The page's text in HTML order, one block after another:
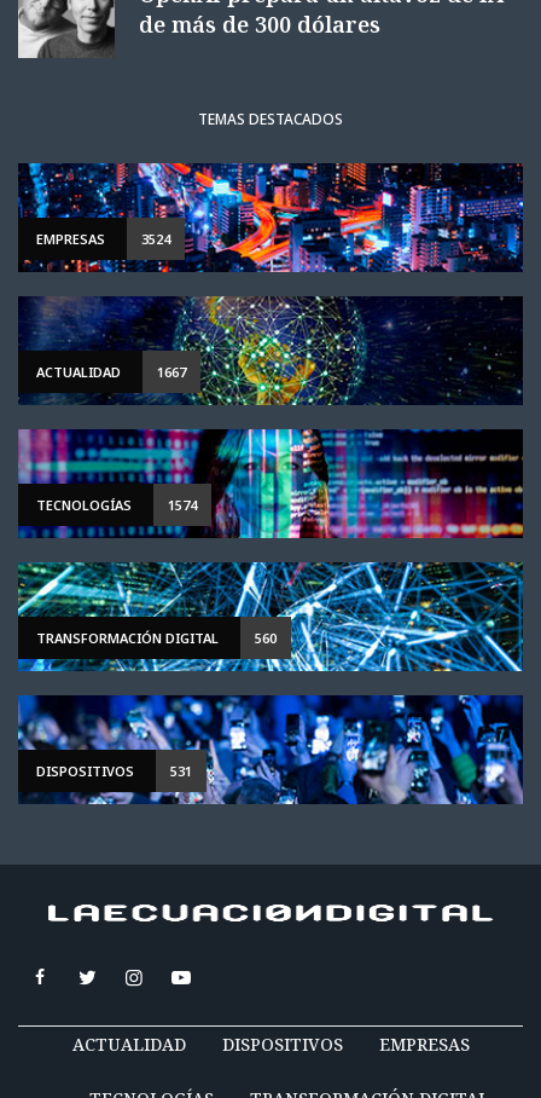
de más de 300 dólares
TEMAS DESTACADOS
EMPRESAS 3524
ACTUALIDAD 1667
TECNOLOGÍAS 1574
TRANSFORMACIÓN DIGITAL 560
DISPOSITIVOS 531
ACTUALIDAD DISPOSITIVOS EMPRESAS